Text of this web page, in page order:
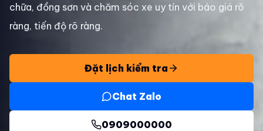
chữa, đồng sơn và chăm sóc xe uy tín với báo giá rõ
ràng, tiến độ rõ ràng.
Đặt lịch kiểm tra
Chat Zalo
0909000000